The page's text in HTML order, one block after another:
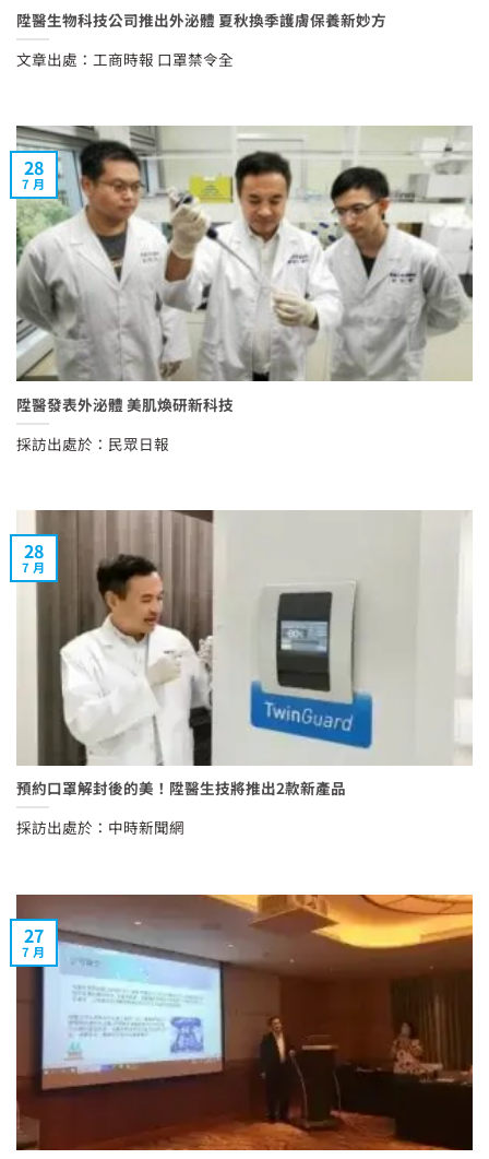
陞醫生物科技公司推出外泌體 夏秋換季護膚保養新妙方
文章出處：工商時報 口罩禁令全
陞醫發表外泌體 美肌煥研新科技
採訪出處於：民眾日報
28
7 月
預約口罩解封後的美！陞醫生技將推出2款新產品
採訪出處於：中時新聞網
28
7 月
27
7 月